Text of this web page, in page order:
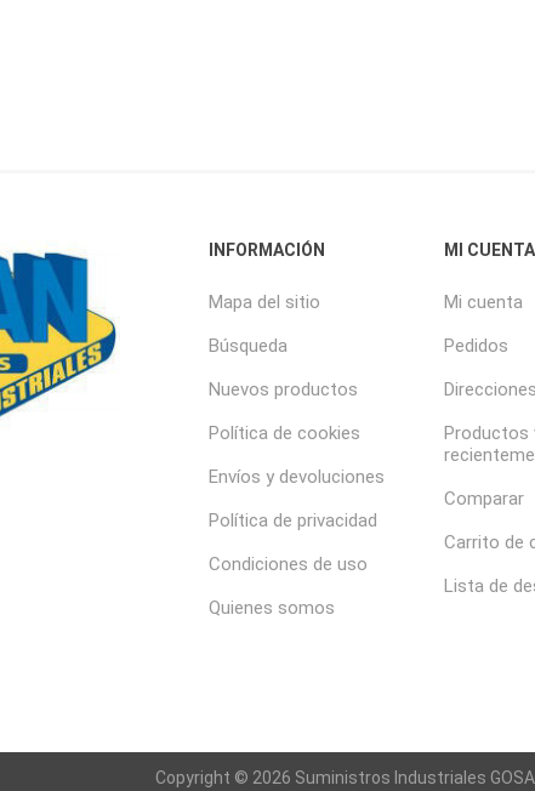
INFORMACIÓN
Mapa del sitio
Búsqueda
Nuevos productos
Política de cookies
Envíos y devoluciones
Política de privacidad
Condiciones de uso
Quienes somos
MI CUENTA
Mi cuenta
Pedidos
Direcciones
Productos
Comparar
Carrito de
Lista de
Copyright © 2026 Suministros Industriales